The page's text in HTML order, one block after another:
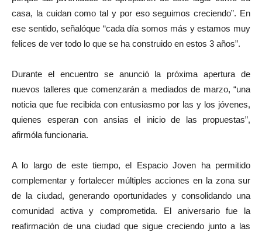
casa, la cuidan como tal y por eso seguimos creciendo”. En
ese sentido, señalóque “cada día somos más y estamos muy
felices de ver todo lo que se ha construido en estos 3 años”.
Durante el encuentro se anunció la próxima apertura de
nuevos talleres que comenzarán a mediados de marzo, “una
noticia que fue recibida con entusiasmo por las y los jóvenes,
quienes esperan con ansias el inicio de las propuestas”,
afirmóla funcionaria.
A lo largo de este tiempo, el Espacio Joven ha permitido
complementar y fortalecer múltiples acciones en la zona sur
de la ciudad, generando oportunidades y consolidando una
comunidad activa y comprometida. El aniversario fue la
reafirmación de una ciudad que sigue creciendo junto a las